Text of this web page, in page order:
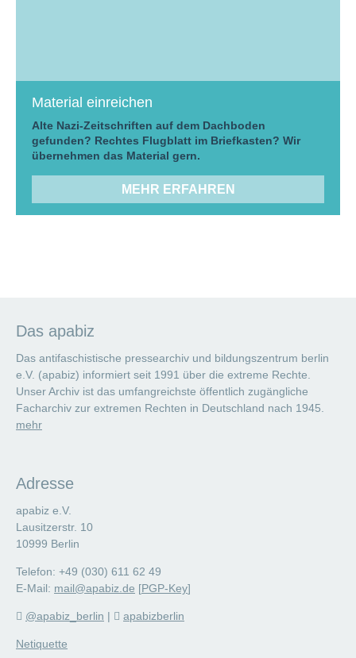
Material einreichen
Alte Nazi-Zeitschriften auf dem Dachboden
gefunden? Rechtes Flugblatt im Briefkasten? Wir
übernehmen das Material gern.
MEHR ERFAHREN
Das apabiz
Das antifaschistische pressearchiv und bildungszentrum berlin
e.V. (apabiz) informiert seit 1991 über die extreme Rechte.
Unser Archiv ist das umfangreichste öffentlich zugängliche
Facharchiv zur extremen Rechten in Deutschland nach 1945.
mehr
Adresse
apabiz e.V.
Lausitzerstr. 10
10999 Berlin
Telefon: +49 (030) 611 62 49
E-Mail: mail@apabiz.de [PGP-Key]
@apabiz_berlin | apabizberlin
Netiquette